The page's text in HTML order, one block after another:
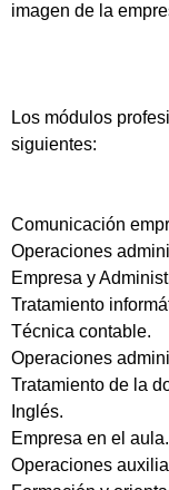
imagen de la
Los módulos
siguientes:
Comunicación
Operaciones
Empresa y
Tratamiento
Técnica contable.
Operaciones
Tratamiento de la
Inglés.
Empresa en el aula.
Operaciones